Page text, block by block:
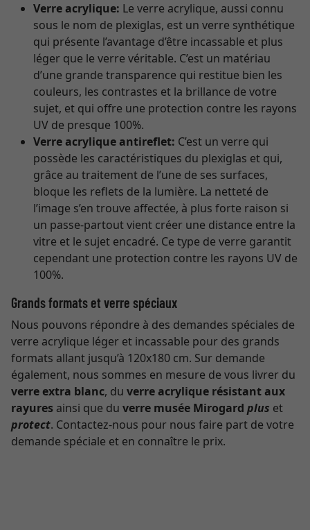
Verre acrylique: Le verre acrylique, aussi connu
sous le nom de plexiglas, est un verre synthétique
qui présente l’avantage d’être incassable et plus
léger que le verre véritable. C’est un matériau
d’une grande transparence qui restitue bien les
couleurs, les contrastes et la brillance de votre
sujet, et qui offre une protection contre les rayons
UV de presque 100%.
Verre acrylique antireflet: C’est un verre qui
possède les caractéristiques du plexiglas et qui,
grâce au traitement de l’une de ses surfaces,
bloque les reflets de la lumière. La netteté de
l’image s’en trouve affectée, à plus forte raison si
un passe-partout vient créer une distance entre la
vitre et le sujet encadré. Ce type de verre garantit
cependant une protection contre les rayons UV de
100%.
Grands formats et verre spéciaux
Nous pouvons répondre à des demandes spéciales de
verre acrylique léger et incassable pour des grands
formats allant jusqu’à 120x180 cm. Sur demande
également, nous sommes en mesure de vous livrer du
verre extra blanc, du verre acrylique résistant aux
rayures ainsi que du verre musée Mirogard plus et
protect. Contactez-nous pour nous faire part de votre
demande spéciale et en connaître le prix.